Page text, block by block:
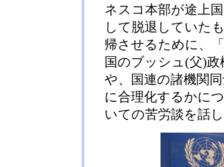
ネスコ本部が途上
して脱退していた
帰させるために、
国のブッシュ(父)
や、国連の諸機関
に合理化するかに
いての苦労談を話